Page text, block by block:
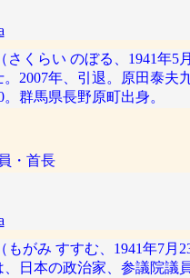
さくらい のぼる、1941年5
。2007年、引退。原田泰夫
群馬県長野原町出身。
・首長
もがみ すすむ、1941年7月
、日本の政治家、参議院議